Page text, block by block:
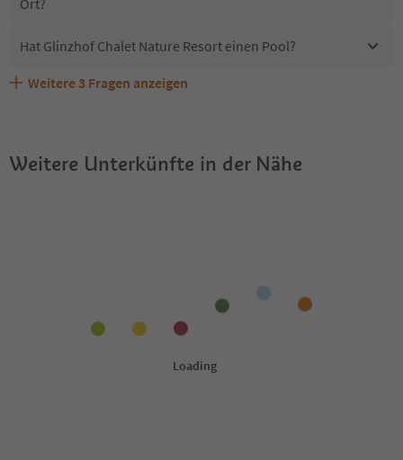
Hat Glinzhof Chalet Nature Resort einen Pool?
Sind Haustiere in der Unterkunft Glinzhof Chalet Nature
Welche Services bietet Glinzhof Chalet Nature Resort?
Erhalten die Gäste von Glinzhof Chalet Nature Resort
Weitere 3 Fragen anzeigen
Weitere Unterkünfte in der Nähe